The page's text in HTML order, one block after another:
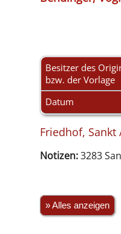
Besitzer des
bzw. der Vorlage
Datum
Friedhof,
Notizen:3283
» Alles anzeigen